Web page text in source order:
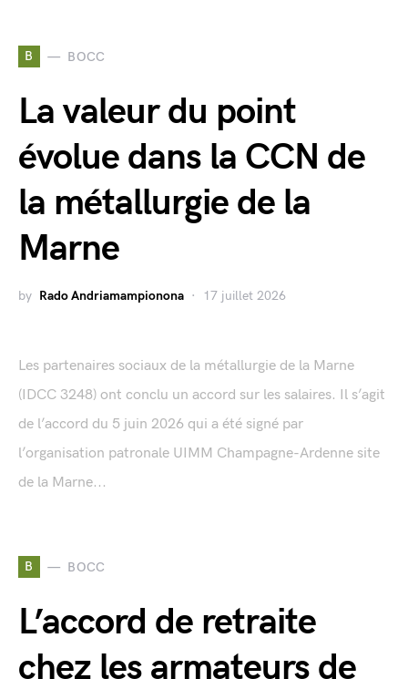
B BOCC
La valeur du point
évolue dans la CCN de
la métallurgie de la
Marne
by Rado Andriamampionona 17 juillet 2026
Les partenaires sociaux de la métallurgie de la Marne
(IDCC 3248) ont conclu un accord sur les salaires. Il s’agit
de l’accord du 5 juin 2026 qui a été signé par
l’organisation patronale UIMM Champagne-Ardenne site
de la Marne...
B BOCC
L’accord de retraite
chez les armateurs de